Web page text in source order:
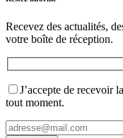
Recevez des actualités,
votre boîte de réception.
J’accepte de recevoir
tout moment.